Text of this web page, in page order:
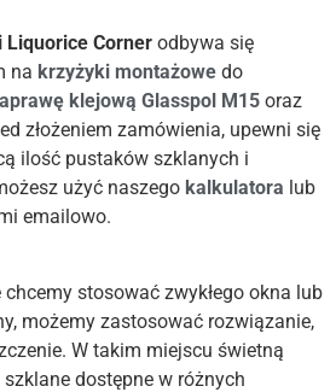
Liquorice Corner odbywa się
na krzyżyki montażowe do
klejową Glasspol M15 oraz
złożeniem zamówienia, upewni się
ilość pustaków szklanych i
użyć naszego kalkulatora lub
emailowo.
stosować zwykłego okna lub
możemy zastosować rozwiązanie,
W takim miejscu świetną
dostępne w różnych